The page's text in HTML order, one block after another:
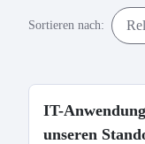
Sortieren nach:
IT-
unseren